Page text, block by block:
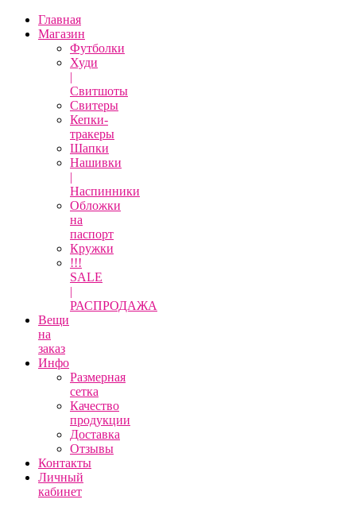
Главная
Магазин
Футболки
Худи
|
Свитшоты
Свитеры
Кепки-
тракеры
Шапки
Нашивки
|
Наспинники
Обложки
на
паспорт
Кружки
!!!
SALE
|
РАСПРОДАЖА
Вещи
на
заказ
Инфо
Размерная
сетка
Качество
продукции
Доставка
Отзывы
Контакты
Личный
кабинет